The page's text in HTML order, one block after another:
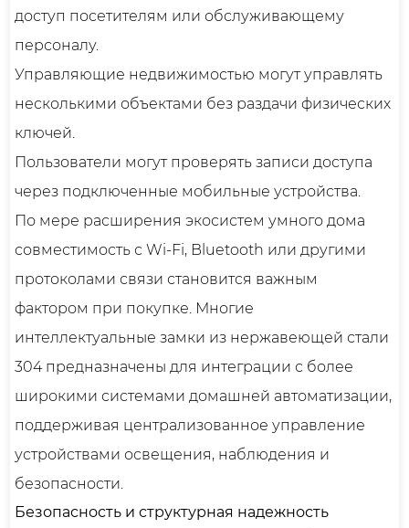
доступ посетителям или обслуживающему
персоналу.
Управляющие недвижимостью могут управлять
несколькими объектами без раздачи физических
ключей.
Пользователи могут проверять записи доступа
через подключенные мобильные устройства.
По мере расширения экосистем умного дома
совместимость с Wi-Fi, Bluetooth или другими
протоколами связи становится важным
фактором при покупке. Многие
интеллектуальные замки из нержавеющей стали
304 предназначены для интеграции с более
широкими системами домашней автоматизации,
поддерживая централизованное управление
устройствами освещения, наблюдения и
безопасности.
Безопасность и структурная надежность